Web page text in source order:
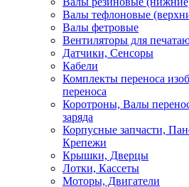
Валы тефлоновые
Валы фетровые
Вентиляторы для
Датчики, Сенсоры
Кабели
Комплекты переноса
переноса
Коротроны, Валы
заряда
Корпусные запчасти,
Крепежи
Крышки, Дверцы
Лотки, Кассеты
Моторы, Двигатели